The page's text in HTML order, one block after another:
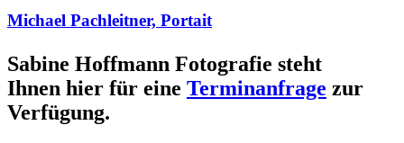
Michael Pachleitner, Portait
Sabine Hoffmann Fotografie steht
Ihnen hier für eine Terminanfrage zur
Verfügung.